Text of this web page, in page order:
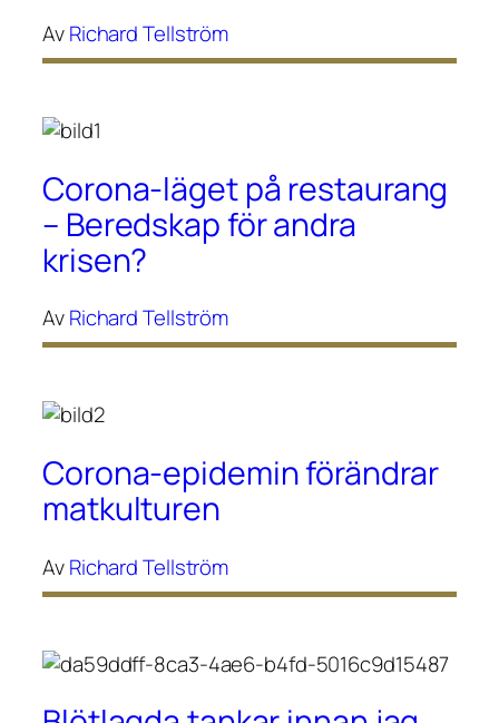
AvRichard Tellström
Corona-läget på restaurang
– Beredskap för andra
krisen?
AvRichard Tellström
Corona-epidemin förändrar
matkulturen
AvRichard Tellström